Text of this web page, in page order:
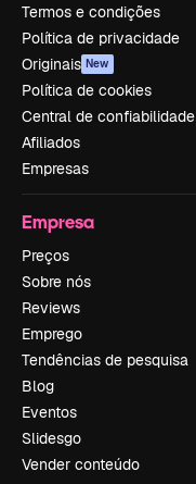
Termos e condições
Política de privacidade
Originais New
Política de cookies
Central de confiabilidade
Afiliados
Empresas
Empresa
Preços
Sobre nós
Reviews
Emprego
Tendências de pesquisa
Blog
Eventos
Slidesgo
Vender conteúdo